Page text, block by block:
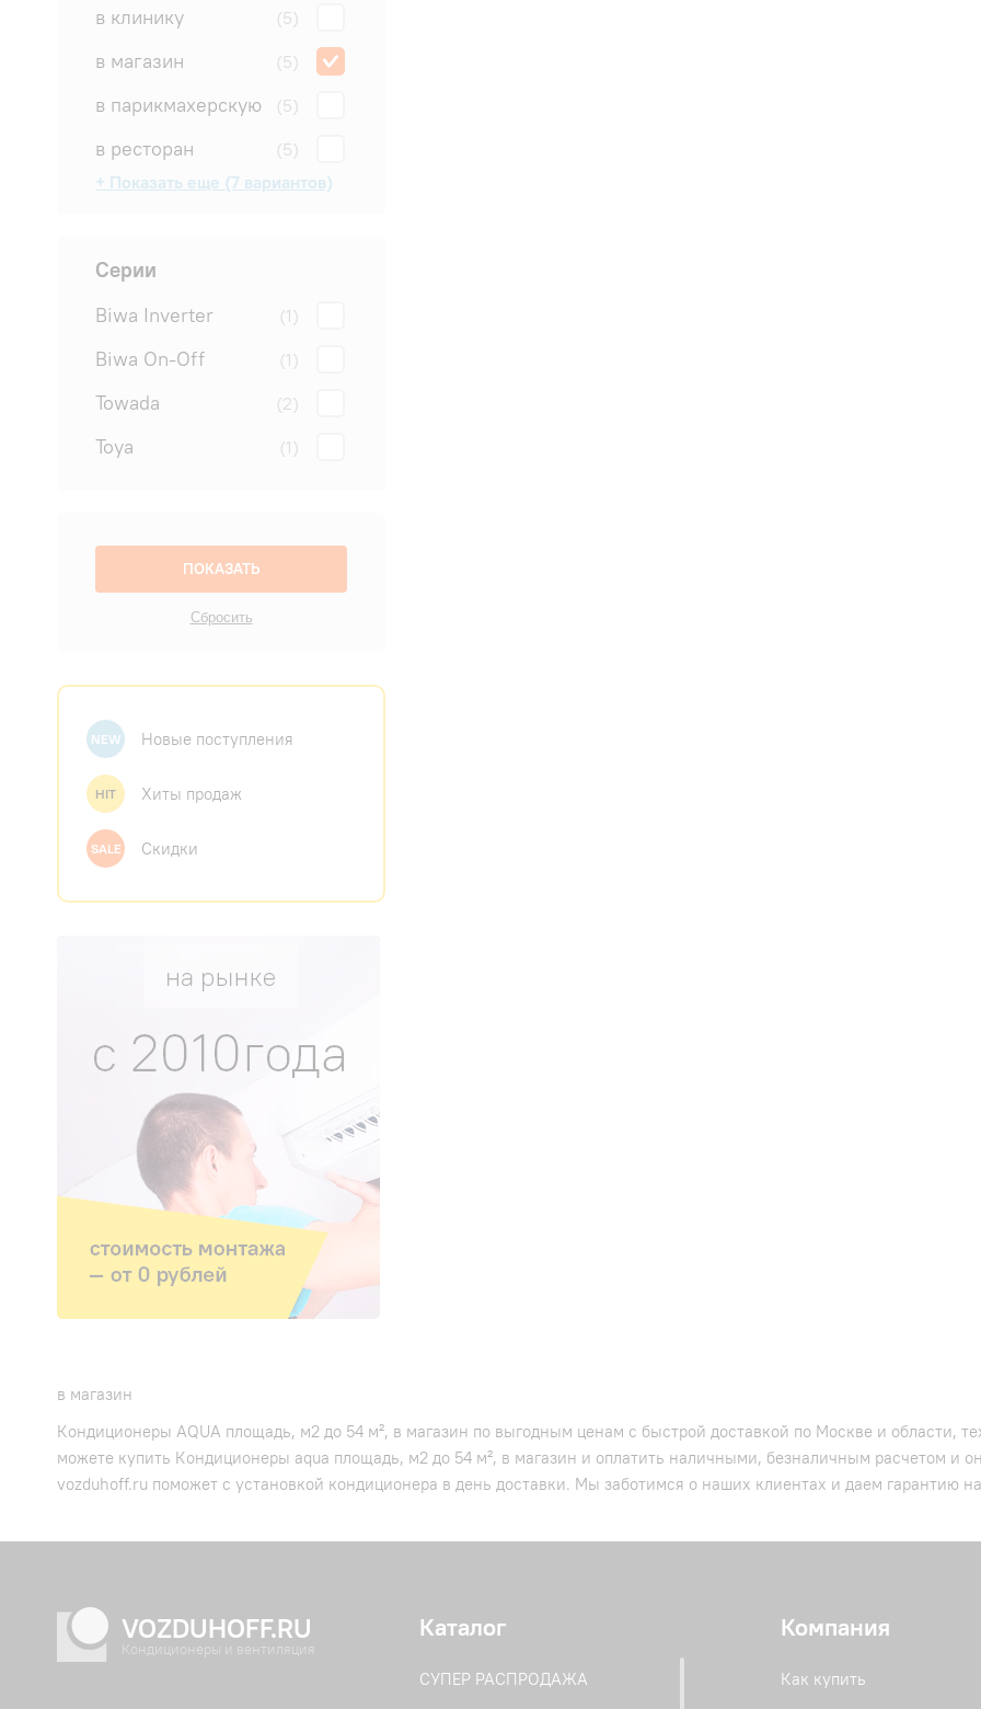
в клинику (5)
в магазин (5)
в парикмахерскую (5)
в ресторан (5)
в салон (5)
в спальню (5)
в студию (5)
для квартиры (5)
для офиса (5)
на дачу (5)
на склад (5)
+ Показать еще (7 вариантов)
Серии
Biwa Inverter (1)
Biwa On-Off (1)
Towada (2)
Toya (1)
NEW Новые поступления
HIT Хиты продаж
SALE Скидки
в магазин
Кондиционеры AQUA площадь, м2 до 54 м², в магазин по выгодным ценам с быстрой доставкой по Москве и области,
можете купить Кондиционеры aqua площадь, м2 до 54 м², в магазин и оплатить наличными, безналичным расчетом и
vozduhoff.ru поможет с установкой кондиционера в день доставки. Мы заботимся о наших клиентах и даем гарантию
VOZDUHOFF.RU
Кондиционеры и вентиляция
Каталог
СУПЕР РАСПРОДАЖА
Компания
Как купить